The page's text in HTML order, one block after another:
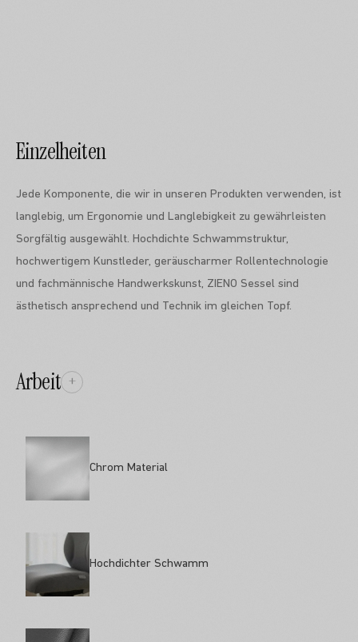
Einzelheiten
Jede Komponente, die wir in unseren Produkten verwenden, ist
langlebig, um Ergonomie und Langlebigkeit zu gewährleisten
Sorgfältig ausgewählt. Hochdichte Schwammstruktur,
hochwertigem Kunstleder, geräuscharmer Rollentechnologie
und fachmännische Handwerkskunst, ZIENO Sessel sind
ästhetisch ansprechend und Technik im gleichen Topf.
Arbeit +
Chrom Material
Hochdichter Schwamm